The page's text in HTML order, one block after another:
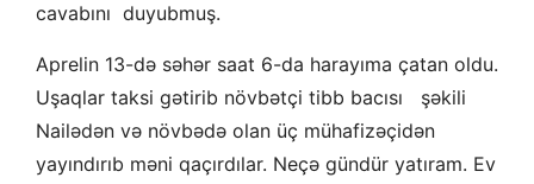
cavabını duyubmuş.
Aprelin 13-də səhər saat 6-da harayıma çatan oldu.
Uşaqlar taksi gətirib növbətçi tibb bacısı şəkili
Nailədən və növbədə olan üç mühafizəçidən
yayındırıb məni qaçırdılar. Neçə gündür yatıram. Ev